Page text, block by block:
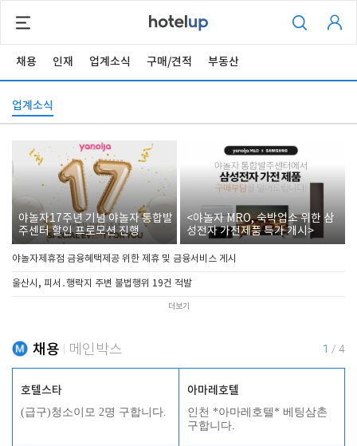
채용 인재 업계소식 구매/견적 부동산
업계소식
야놀자17주년 기념 야놀자 통합발
주센터 할인 프로모션 진행
<야놀자 MRO, 숙박업소 위한 삼
성전자 가전제품 특가 개시>
야놀자제휴점 금융혜택제공 위한 제휴 및 금융서비스 게시
울산시, 피서․행락지 주변 불법행위 19건 적발
더보기
채용 메인박스 1 / 4
호텔스타
(급구)청소이모 2명 구합니다.
아마레호텔
인천 *아마레호텔* 베팅삼촌
구합니다.